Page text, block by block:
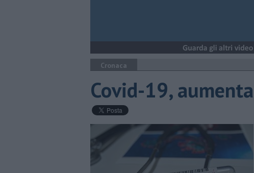
Cronaca
Covid-19,